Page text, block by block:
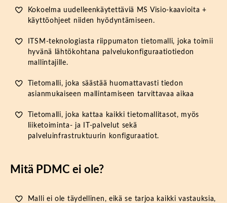
Kokoelma uudelleenkäytettäviä MS Visio-kaavioita +
käyttöohjeet niiden hyödyntämiseen.
ITSM-teknologiasta riippumaton tietomalli, joka toimii
hyvänä lähtökohtana palvelukonfiguraatiotiedon
mallintajille.
Tietomalli, joka säästää huomattavasti tiedon
asianmukaiseen mallintamiseen tarvittavaa aikaa
Tietomalli, joka kattaa kaikki tietomallitasot, myös
liiketoiminta- ja IT-palvelut sekä
palveluinfrastruktuurin konfiguraatiot.
Mitä PDMC ei ole?
Malli ei ole täydellinen, eikä se tarjoa kaikki vastauksia,